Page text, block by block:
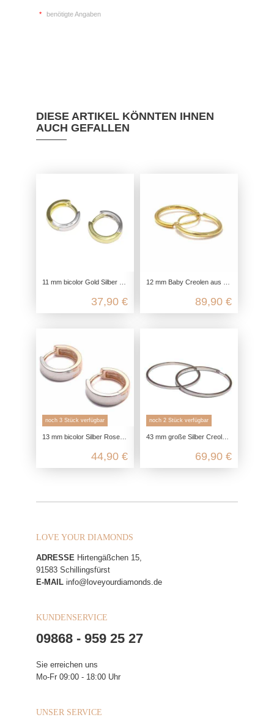
* benötigte Angaben
DIESE ARTIKEL KÖNNTEN IHNEN
AUCH GEFALLEN
11 mm bicolor Gold Silber Ohrringe aus 925 Sterling Silber
37,90 €
12 mm Baby Creolen aus Gold, Mini 333 echt Gold Ohrringe, Kleine Retro Look Damen Ohrringe, Kinder Gelbgold Creolen nickelfrei
89,90 €
noch 3 Stück verfügbar
13 mm bicolor Silber Rosegold Creolen aus 925 Sterling Silber
44,90 €
noch 2 Stück verfügbar
43 mm große Silber Creolen aus 925 Sterling Silber
69,90 €
LOVE YOUR DIAMONDS
ADRESSE Hirtengäßchen 15,
91583 Schillingsfürst
E-MAIL info@loveyourdiamonds.de
KUNDENSERVICE
09868 - 959 25 27
Sie erreichen uns
Mo-Fr 09:00 - 18:00 Uhr
UNSER SERVICE